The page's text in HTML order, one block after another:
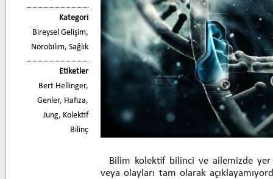
Kategori
Bireysel Gelişim,
Nörobilim, Sağlık
Etiketler
Bert Hellinger,
Genler, Hafıza,
Jung, Kolektif
Bilinç
Bilim kolektif bilinci ve ailemizde yer
veya olayları tam olarak